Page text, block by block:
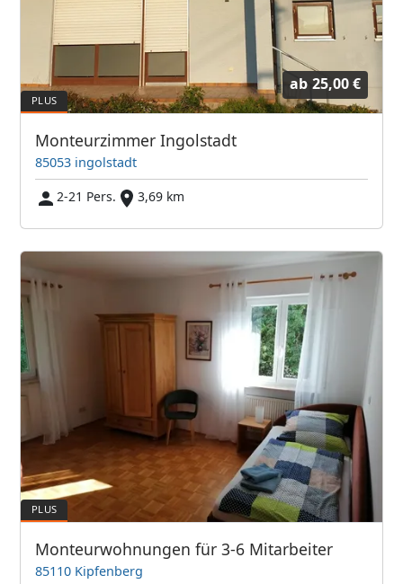
ab 25,00 €
Monteurzimmer Ingolstadt
85053 ingolstadt
2-21 Pers.
3,69 km
Monteurwohnungen für 3-6 Mitarbeiter
85110 Kipfenberg